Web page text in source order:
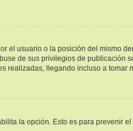
usuario o la posición del mismo
de sus privilegios de publicación
llegando incluso a tomar
la opción. Esto es para prevenir